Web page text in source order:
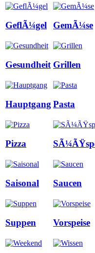
GeflÃ¼gel GemÃ¼se
Gesundheit Grillen
Hauptgang Pasta
Pizza
Saisonal Saucen
Suppen Vorspeise